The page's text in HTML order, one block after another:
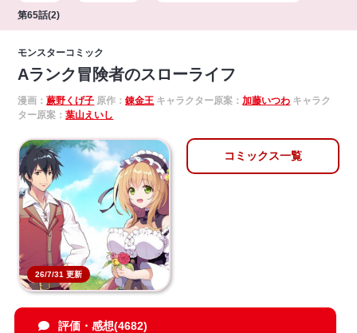
第65話(2)
モンスターコミック
Aランク冒険者のスローライフ
漫画：蕨野くげ子 原作：錬金王 キャラクター原案：加藤いつわ キャラク
ター原案：葉山えいし
26/7/31 更新
コミックス一覧
評価・感想(4682)